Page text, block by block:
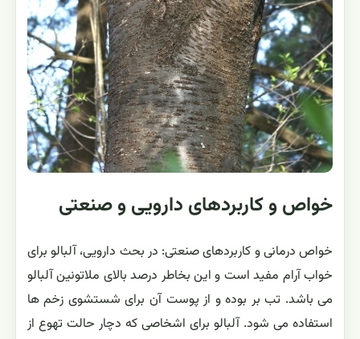
خواص و کاربردهای دارویی و صنعتی
خواص درمانی و کاربردهای صنعتی: در بحث دارویی، آلبالو برای
خواب آرام مفید است و این بخاطر درصد بالای ملاتونین آلبالو
می باشد. تب بر بوده و از پوست آن برای شستشوی زخم ها
استفاده می شود. آلبالو برای اشخاصی که دچار حالت تهوع از